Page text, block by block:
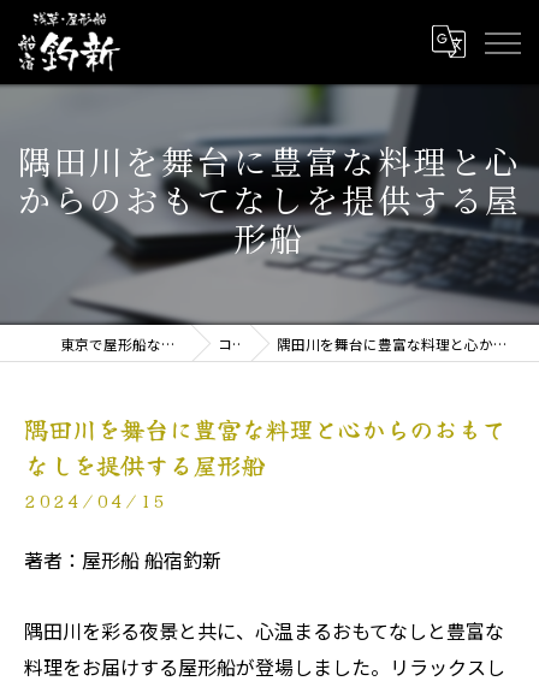
隅田川を舞台に豊富な料理と心
からのおもてなしを提供する屋
形船
東京で屋形船なら屋形船 船宿釣新 コラム 隅田川を舞台に豊富な料理と心からのおもてなしを提供する屋形船
隅田川を舞台に豊富な料理と心からのおもて
なしを提供する屋形船
2024/04/15
著者：屋形船 船宿釣新
隅田川を彩る夜景と共に、心温まるおもてなしと豊富な
料理をお届けする屋形船が登場しました。リラックスし